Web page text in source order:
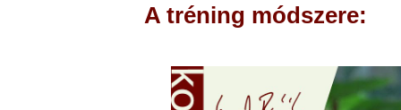
A tréning módszere: